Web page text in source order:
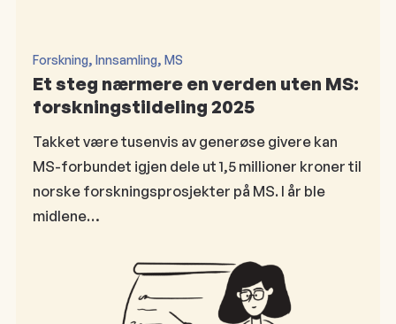
Forskning, Innsamling, MS
Et steg nærmere en verden uten MS:
forskningstildeling 2025
Takket være tusenvis av generøse givere kan
MS-forbundet igjen dele ut 1,5 millioner kroner til
norske forskningsprosjekter på MS. I år ble
midlene…